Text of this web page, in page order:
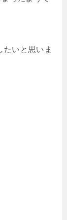
いと思いま